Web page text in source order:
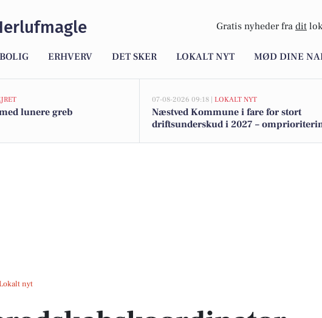
Gratis nyheder fra dit
BOLIG ERHVERV DET SKER LOKALT NYT MØD DINE
lunere greb
07-08-2026 09:18 | LOKALT NYT
Næstved Kommune i fare for stort
driftsunderskud i 2027 –
nyt skal styrke krisehåndtering i Næstved Kommune